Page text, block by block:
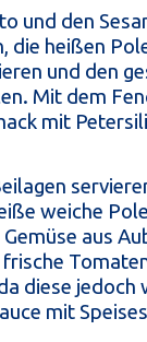
und den
die heißen
und den
Mit dem
mit
weiche
aus
frische
diese jedoch
mit